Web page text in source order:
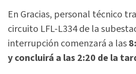
En Gracias, personal técnico
circuito LFL-L334 de la
interrupción comenzará a las
y concluirá a las 2:20 de la